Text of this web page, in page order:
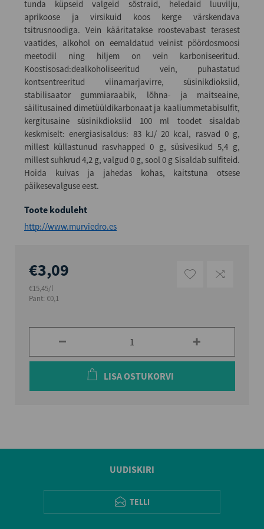
tunda küpseid valgeid sõstraid, heledaid luuvilju,
aprikoose ja virsikuid koos kerge värskendava
tsitrusnoodiga. Vein kääritatakse roostevabast terasest
vaatides, alkohol on eemaldatud veinist pöördosmoosi
meetodil ning hiljem on vein karboniseeritud.
Koostisosad:dealkoholiseeritud vein, puhastatud
kontsentreeritud viinamarjavirre, süsinikdioksiid,
stabilisaator gummiaraabik, lõhna- ja maitseaine,
säilitusained dimetüüldikarbonaat ja kaaliummetabisulfit,
kergitusaine süsinikdioksiid 100 ml toodet sisaldab
keskmiselt: energiasisaldus: 83 kJ/ 20 kcal, rasvad 0 g,
millest küllastunud rasvhapped 0 g, süsivesikud 5,4 g,
millest suhkrud 4,2 g, valgud 0 g, sool 0 g Sisaldab sulfiteid.
Hoida kuivas ja jahedas kohas, kaitstuna otsese
päikesevalguse eest.
Toote koduleht
http://www.murviedro.es
€3,09
€15,45/l
Pant: €0,1
LISA OSTUKORVI
UUDISKIRI
TELLI